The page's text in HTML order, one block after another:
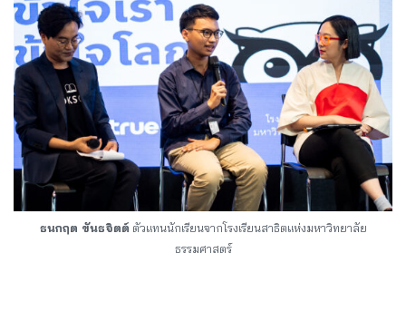
ธนกฤต ขันธจิตต์ ตัวแทนนักเรียนจากโรงเรียนสาธิตแห่งมหาวิทยาลัย
ธรรมศาสตร์